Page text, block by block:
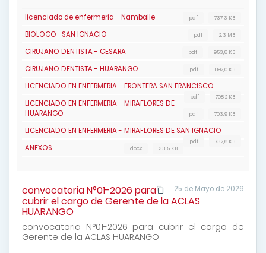
licenciado de enfermería - Namballe 737,3 KB
pdf
BIOLOGO- SAN IGNACIO 2,3 MB
pdf
CIRUJANO DENTISTA - CESARA 953,8 KB
pdf
CIRUJANO DENTISTA - HUARANGO 892,0 KB
pdf
LICENCIADO EN ENFERMERIA - FRONTERA SAN FRANCISCO
708,2 KB
pdf
LICENCIADO EN ENFERMERIA - MIRAFLORES DE
HUARANGO
703,9 KB
pdf
LICENCIADO EN ENFERMERIA - MIRAFLORES DE SAN IGNACIO
732,6 KB
pdf
ANEXOS 33,5 KB
docx
25 de Mayo de 2026
convocatoria N°01-2026 para
cubrir el cargo de Gerente de la ACLAS
HUARANGO
convocatoria N°01-2026 para cubrir el cargo de
Gerente de la ACLAS HUARANGO